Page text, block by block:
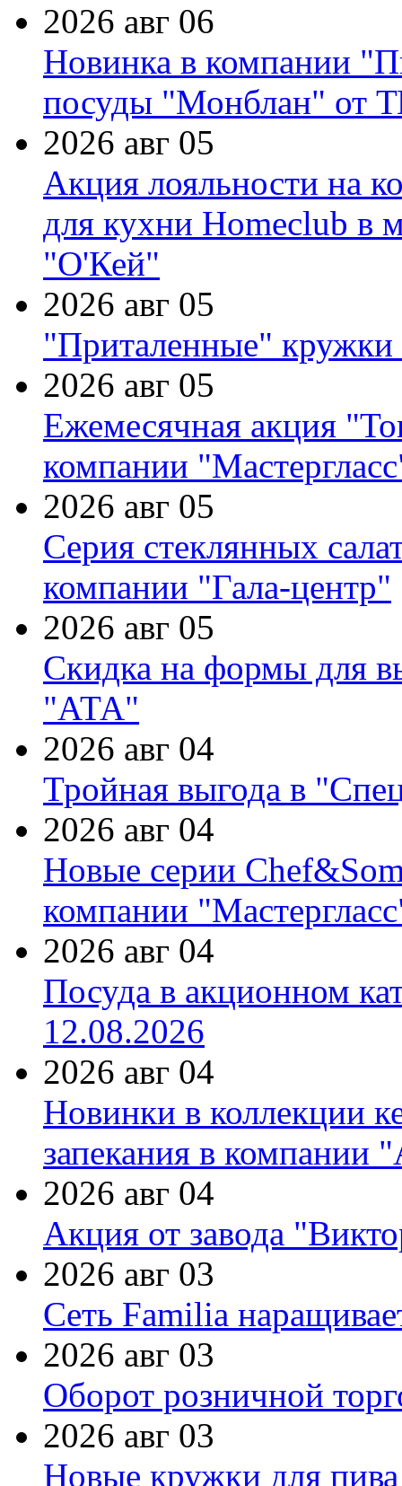
2026 авг 06
Новинка в компании
посуды "Монблан" от
2026 авг 05
Акция лояльности на
для кухни Homeclub в
"О'Кей"
2026 авг 05
"Приталенные" кружки
2026 авг 05
Ежемесячная акция
компании
2026 авг 05
Серия стеклянных
компании "Гала-центр"
2026 авг 05
Скидка на формы для
"АТА"
2026 авг 04
Тройная выгода в
2026 авг 04
Новые серии
компании
2026 авг 04
Посуда в акционном
12.08.2026
2026 авг 04
Новинки в коллекции
запекания в компании
2026 авг 04
Акция от завода
2026 авг 03
Сеть Familia
2026 авг 03
Оборот розничной
2026 авг 03
Новые кружки для